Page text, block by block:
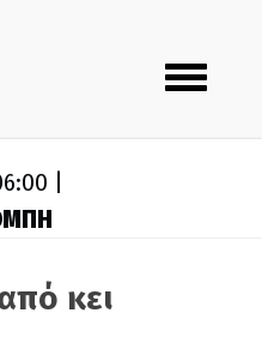
Toggle
navigation
|
κει